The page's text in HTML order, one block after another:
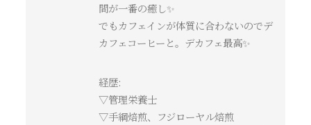
間が一番の癒し✨
でもカフェインが体質に合わないのでデ
カフェコーヒーと。デカフェ最高✨
経歴:
▽管理栄養士
▽手綱焙煎、フジローヤル焙煎